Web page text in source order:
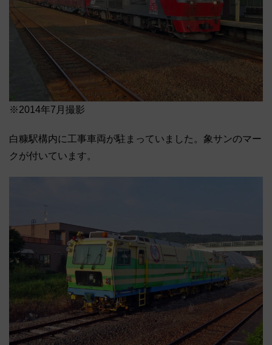
※2014年7月撮影
白糠駅構内に工事車両が駐まっていました。象サンのマー
クが付いています。